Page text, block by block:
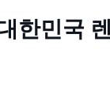
한민국